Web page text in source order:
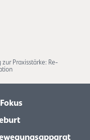
Praxisstärke: Re-